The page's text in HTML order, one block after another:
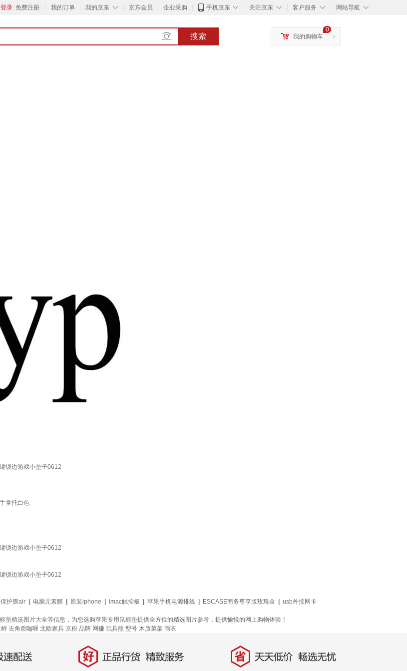
录 免费注册 我的订单 ◇
我的京东 京东会员 企业采购 ◇
手机京东 ◇
关注京东 ◇
客户服务 ◇
网站导航
搜索 >
0
我的购物车
锁边游戏小垫子0612
掌托白色
锁边游戏小垫子0612
锁边游戏小垫子0612
护膜air 电脑元素膜 原装iphone imac触控板 苹果手机电源排线 ESCASE商务尊享版玫瑰金
usb外接网卡
精选图片大全等信息，为您选购苹果专用鼠标垫提供全方位的精选图片参考，提供愉悦的网上购物体验！
去角质咖喱 北欧家具 京粉 品牌 网赚 玩具熊 型号 木质菜架 雨衣
配送 好 正品行货，精致服务 省 天天低价，畅选无忧